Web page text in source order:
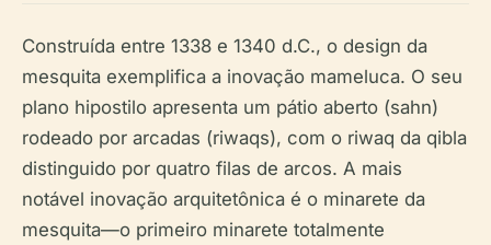
Construída entre 1338 e 1340 d.C., o design da
mesquita exemplifica a inovação mameluca. O seu
plano hipostilo apresenta um pátio aberto (sahn)
rodeado por arcadas (riwaqs), com o riwaq da qibla
distinguido por quatro filas de arcos. A mais
notável inovação arquitetônica é o minarete da
mesquita—o primeiro minarete totalmente